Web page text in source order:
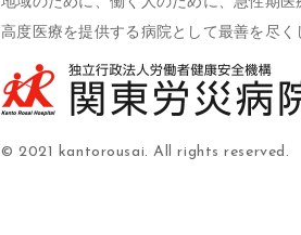
高度医療を提供する病院として最善を尽く
© 2021 kantorousai. All rights reserved.